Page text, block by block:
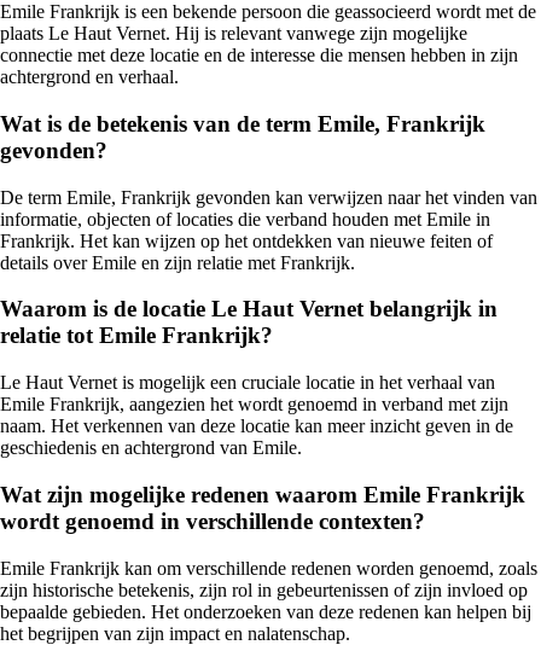
Emile Frankrijk is een bekende persoon die geassocieerd wordt met de
plaats Le Haut Vernet. Hij is relevant vanwege zijn mogelijke
connectie met deze locatie en de interesse die mensen hebben in zijn
achtergrond en verhaal.
Wat is de betekenis van de term Emile, Frankrijk
gevonden?
De term Emile, Frankrijk gevonden kan verwijzen naar het vinden van
informatie, objecten of locaties die verband houden met Emile in
Frankrijk. Het kan wijzen op het ontdekken van nieuwe feiten of
details over Emile en zijn relatie met Frankrijk.
Waarom is de locatie Le Haut Vernet belangrijk in
relatie tot Emile Frankrijk?
Le Haut Vernet is mogelijk een cruciale locatie in het verhaal van
Emile Frankrijk, aangezien het wordt genoemd in verband met zijn
naam. Het verkennen van deze locatie kan meer inzicht geven in de
geschiedenis en achtergrond van Emile.
Wat zijn mogelijke redenen waarom Emile Frankrijk
wordt genoemd in verschillende contexten?
Emile Frankrijk kan om verschillende redenen worden genoemd, zoals
zijn historische betekenis, zijn rol in gebeurtenissen of zijn invloed op
bepaalde gebieden. Het onderzoeken van deze redenen kan helpen bij
het begrijpen van zijn impact en nalatenschap.